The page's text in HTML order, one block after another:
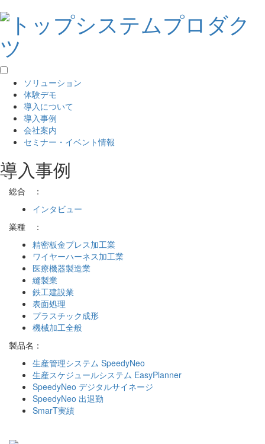
ソリューション
体験デモ
導入について
導入事例
会社案内
セミナー・イベント情報
導入事例
総合 ：
インタビュー
業種 ：
精密板金プレス加工業
ワイヤーハーネス加工業
医療機器製造業
縫製業
鉄工建設業
表面処理
プラスチック成形
機械加工全般
製品名：
生産管理システム SpeedyNeo
生産スケジュールシステム EasyPlanner
SpeedyNeo デジタルサイネージ
SpeedyNeo 出退勤
SmarT実績